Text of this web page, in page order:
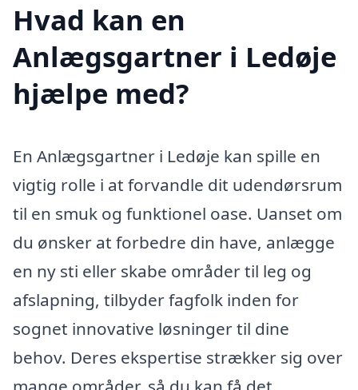
Hvad kan en
Anlægsgartner i Ledøje
hjælpe med?
En Anlægsgartner i Ledøje kan spille en
vigtig rolle i at forvandle dit udendørsrum
til en smuk og funktionel oase. Uanset om
du ønsker at forbedre din have, anlægge
en ny sti eller skabe områder til leg og
afslapning, tilbyder fagfolk inden for
sognet innovative løsninger til dine
behov. Deres ekspertise strækker sig over